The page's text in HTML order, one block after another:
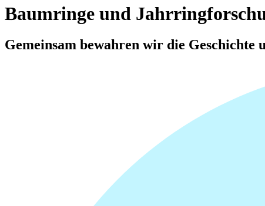
Baumringe und
Gemeinsam bewahren wir die Geschichte